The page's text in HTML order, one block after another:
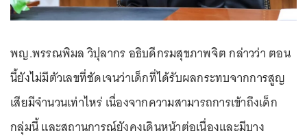
พญ.พรรณพิมล วิปุลากร อธิบดีกรมสุขภาพจิต กล่าวว่า ตอน
นี้ยังไม่มีตัวเลขที่ชัดเจนว่าเด็กที่ได้รับผลกระทบจากการสูญ
เสียมีจำนวนเท่าไหร่ เนื่องจากความสามารถการเข้าถึงเด็ก
กลุ่มนี้ และสถานการณ์ยังคงเดินหน้าต่อเนื่องและมีบาง